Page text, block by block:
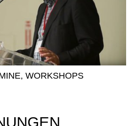
WORKSHOPS